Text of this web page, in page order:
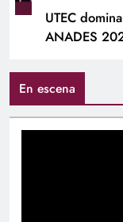
UTEC
ANADES
En escena